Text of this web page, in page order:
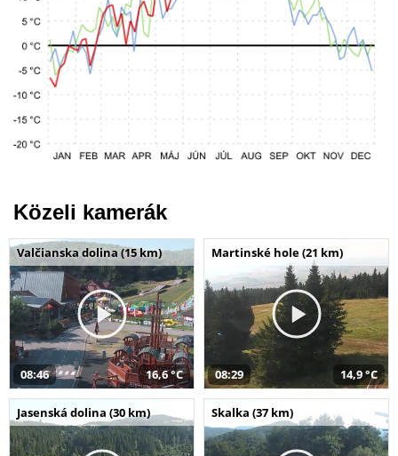
Közeli kamerák
Valčianska dolina (15 km)
08:46 16,6 °C
Martinské hole (21 km)
08:29 14,9 °C
Jasenská dolina (30 km) Skalka (37 km)